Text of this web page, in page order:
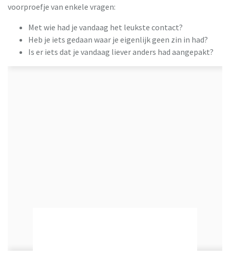
voorproefje van enkele vragen:
Met wie had je vandaag het leukste contact?
Heb je iets gedaan waar je eigenlijk geen zin in had?
Is er iets dat je vandaag liever anders had aangepakt?